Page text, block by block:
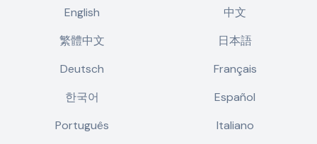
English
中文
繁體中文
日本語
Deutsch
Français
한국어
Español
Português
Italiano